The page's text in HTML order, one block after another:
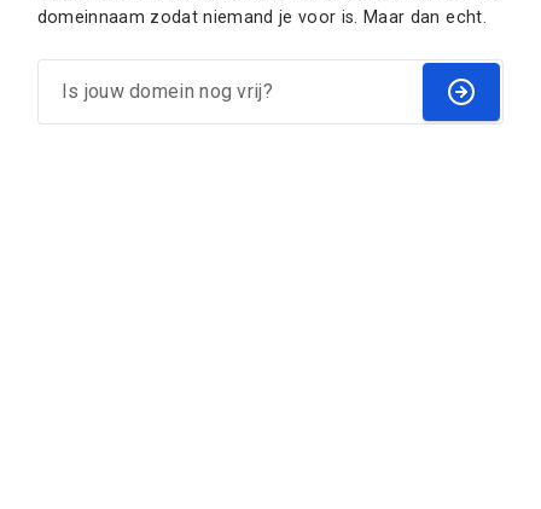
domeinnaam zodat niemand je voor is. Maar dan echt.